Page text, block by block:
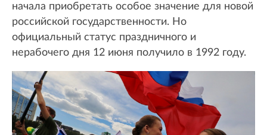
начала приобретать особое значение для новой
российской государственности. Но
официальный статус праздничного и
нерабочего дня 12 июня получило в 1992 году.